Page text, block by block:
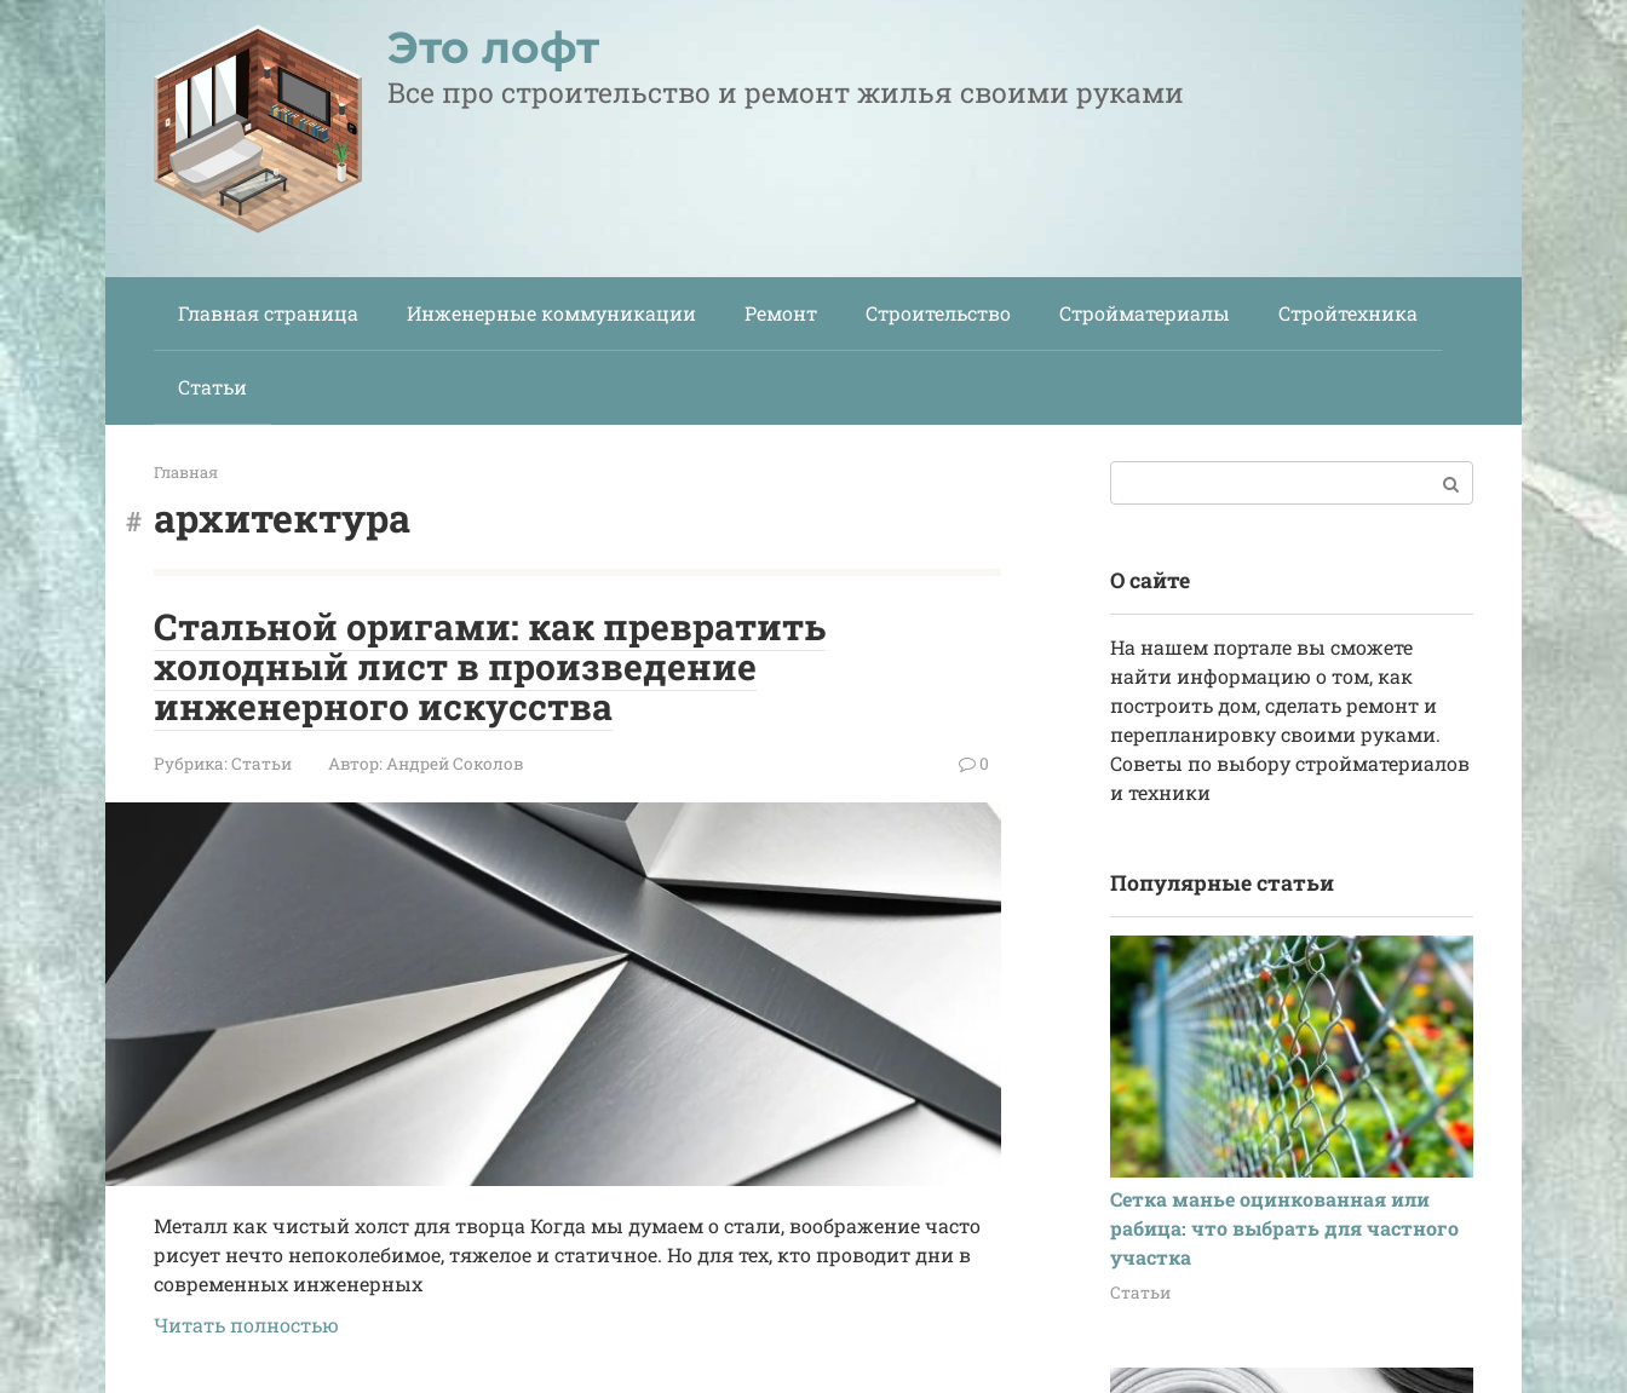
Перейти
к
контенту
Это лофт
Все про строительство и ремонт жилья своими руками
Главная страница Инженерные коммуникации Ремонт Строительство Стройматериалы Стройтехника
Статьи
Главная
архитектура
Стальной оригами: как превратить
холодный лист в произведение
инженерного искусства
Рубрика:Статьи Автор:Андрей Соколов 0
Металл как чистый холст для творца Когда мы думаем о стали, воображение часто
рисует нечто непоколебимое, тяжелое и статичное. Но для тех, кто проводит дни в
современных инженерных
Читать полностью
О сайте
На нашем портале вы сможете
найти информацию о том, как
построить дом, сделать ремонт и
перепланировку своими руками.
Советы по выбору стройматериалов
и техники
Популярные статьи
Сетка манье оцинкованная или
рабица: что выбрать для частного
участка
Статьи